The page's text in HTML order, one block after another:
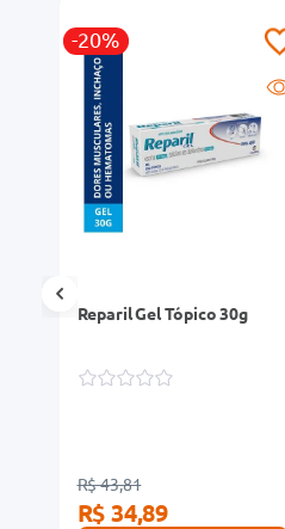
-20%
Reparil Gel Tópico 30g
R$ 43,81
R$ 34,89